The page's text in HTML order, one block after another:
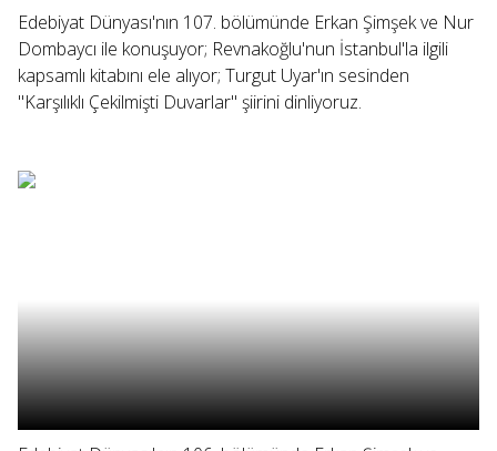
Edebiyat Dünyası'nın 107. bölümünde Erkan Şimşek ve Nur
Dombaycı ile konuşuyor; Revnakoğlu'nun İstanbul'la ilgili
kapsamlı kitabını ele alıyor; Turgut Uyar'ın sesinden
"Karşılıklı Çekilmişti Duvarlar" şiirini dinliyoruz.